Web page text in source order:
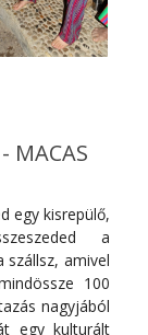
MACAS
egy kisrepülő,
a
amivel
100
nagyjából
egy kulturált